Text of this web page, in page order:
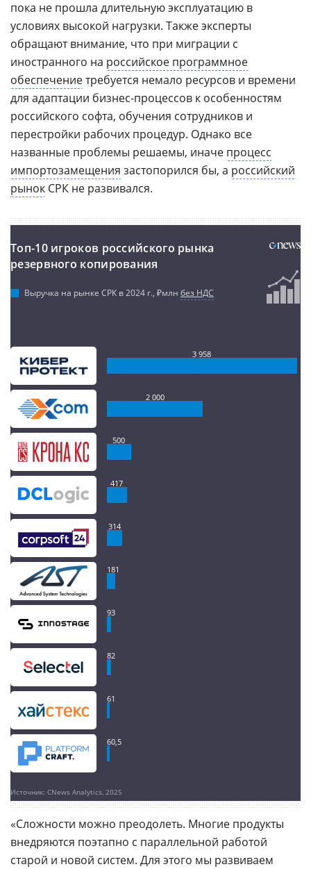
пока не прошла длительную эксплуатацию в
условиях высокой нагрузки. Также эксперты
обращают внимание, что при миграции с
иностранного на российское программное
обеспечениетребуется немало ресурсов и времени
для адаптации бизнес-процессов к особенностям
российского софта, обучения сотрудников и
перестройки рабочих процедур. Однако все
названные проблемы решаемы, иначе процесс
импортозамещения застопорился бы, а российский
рынок СРК не развивался.
Топ-10 игроков российского рынка
резервного копирования
Выручка на рынке СРК в 2024 г., ₽млн без НДС
3 958
2 000
500
417
314
181
93
82
61
60,5
Источник: CNews Analytics, 2025
«Сложности можно преодолеть. Многие продукты
внедряются поэтапно с параллельной работой
старой и новой систем. Для этого мы развиваем